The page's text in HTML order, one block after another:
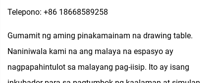
Telepono: +86 18668589258
Gumamit ng aming pinakamainam na drawing table.
Naniniwala kami na ang malaya na espasyo ay
nagpapahintulot sa malayang pag-iisip. Ito ay isang